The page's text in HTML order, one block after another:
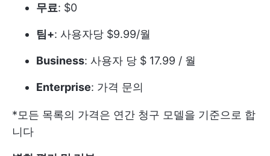
무료: $0
팀+: 사용자당 $9.99/월
Business: 사용자 당 $ 17.99 / 월
Enterprise: 가격 문의
*모든 목록의 가격은 연간 청구 모델을 기준으로 합
니다